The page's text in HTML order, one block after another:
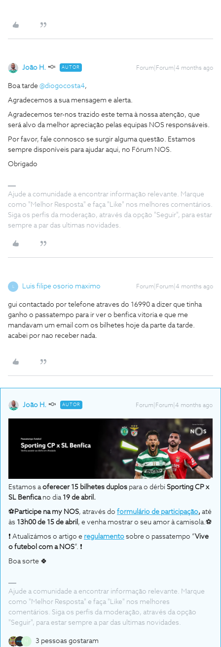
João H. AUTOR Forum|Forum|4 months ago
Boa tarde ​ @diogocosta4,
Agradecemos a sua mensagem e alerta.
Agradecemos ter-nos trazido este tema à nossa atenção, que
será alvo da melhor apreciação pelas equipas NOS responsáveis.
Por favor, fale connosco se surgir alguma questão. Estamos
sempre disponíveis para ajudar aqui, no Fórum NOS.
Obrigado
Ajude a comunidade a encontrar informação relevante. Marque
como "Melhor Resposta" e faça "Like" nos melhores comentários.
Siga os perfis da moderação, através da opção "Seguir", para estar
sempre a par das ultimas novidades.
Luis filipe osorio maximo Forum|Forum|4 months ago
gui contactado por telefone atraves do 16990 a dizer que tinha
ganho o passatempo para ir ver o benfica vitoria e que me
mandavam um email com os bilhetes hoje da parte da tarde.
acabei por nao receber nada.
João H. AUTOR Forum|Forum|4 months ago
Estamos aoferecer 15 bilhetes duplos para o dérbi Sporting CP x
SL Benfica no dia 19 de abril.
⚽Participe na my NOS, através do formulário de participação, até
às 13h00 de 15 de abril , e venha mostrar o seu amor à camisola.⚽
❗ Atualizámos o artigo e regulamento sobre o passatempo “Vive
o futebol com a NOS”. ❗
Boa sorte 🍀
Ajude a comunidade a encontrar informação relevante. Marque
como "Melhor Resposta" e faça "Like" nos melhores
comentários. Siga os perfis da moderação, através da opção
"Seguir", para estar sempre a par das ultimas novidades.
M 3 pessoas gostaram